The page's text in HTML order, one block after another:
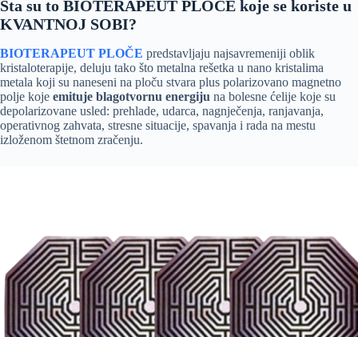
Šta su to BIOTERAPEUT PLOČE koje se koriste u
KVANTNOJ SOBI?
BIOTERAPEUT PLOČE predstavljaju najsavremeniji oblik
kristaloterapije, deluju tako što metalna rešetka u nano kristalima
metala koji su naneseni na ploču stvara plus polarizovano magnetno
polje koje emituje blagotvornu energiju na bolesne ćelije koje su
depolarizovane usled: prehlade, udarca, nagnječenja, ranjavanja,
operativnog zahvata, stresne situacije, spavanja i rada na mestu
izloženom štetnom zračenju.